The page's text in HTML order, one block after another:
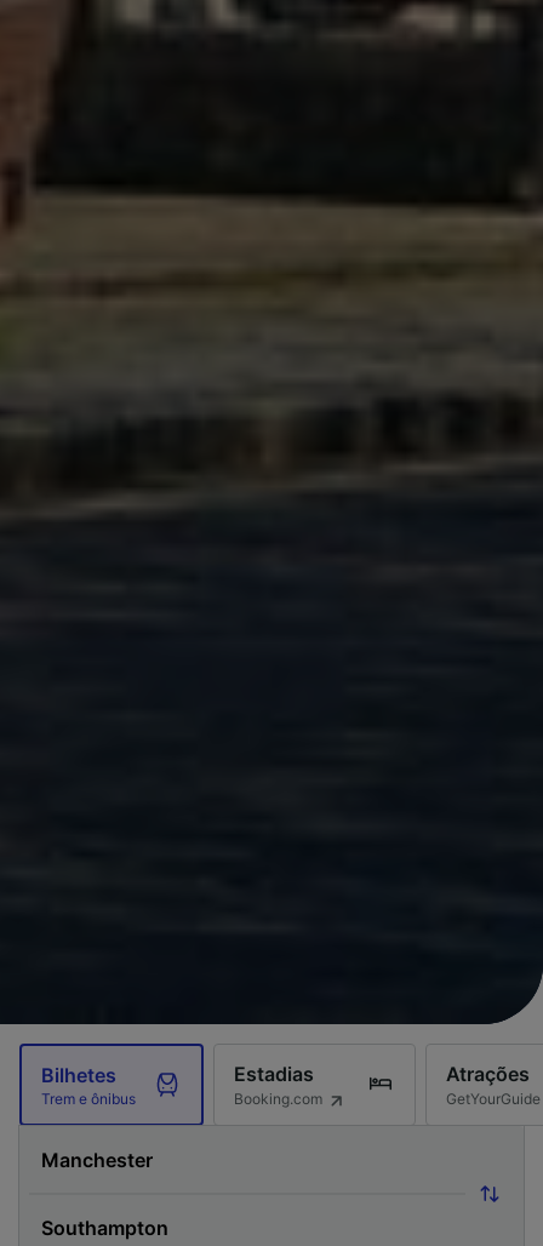
Bilhetes
Trem e ônibus
Estadias
Booking.com
Atrações
GetYourGuide